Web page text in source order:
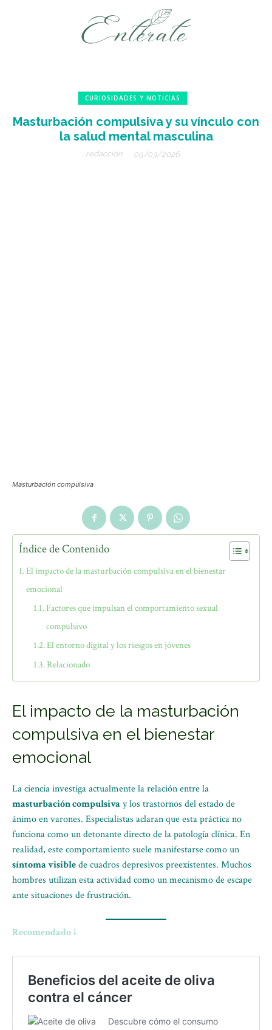
CURIOSIDADES Y NOTICIAS
Masturbación compulsiva y su vínculo con
la salud mental masculina
redacción 09/03/2026
Masturbación compulsiva
Índice de Contenido
El impacto de la masturbación compulsiva en el bienestar
emocional
Factores que impulsan el comportamiento sexual
compulsivo
El entorno digital y los riesgos en jóvenes
Relacionado
El impacto de la masturbación
compulsiva en el bienestar
emocional
La ciencia investiga actualmente la relación entre la
masturbación compulsiva y los trastornos del estado de
ánimo en varones. Especialistas aclaran que esta práctica no
funciona como un detonante directo de la patología clínica. En
realidad, este comportamiento suele manifestarse como un
síntoma visiblede cuadros depresivos preexistentes. Muchos
hombres utilizan esta actividad como un mecanismo de escape
ante situaciones de frustración.
Recomendado ↓